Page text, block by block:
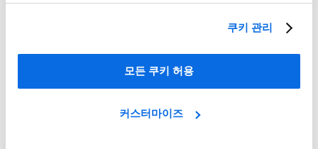
쿠키 관리
모든 쿠키 허용
커스터마이즈